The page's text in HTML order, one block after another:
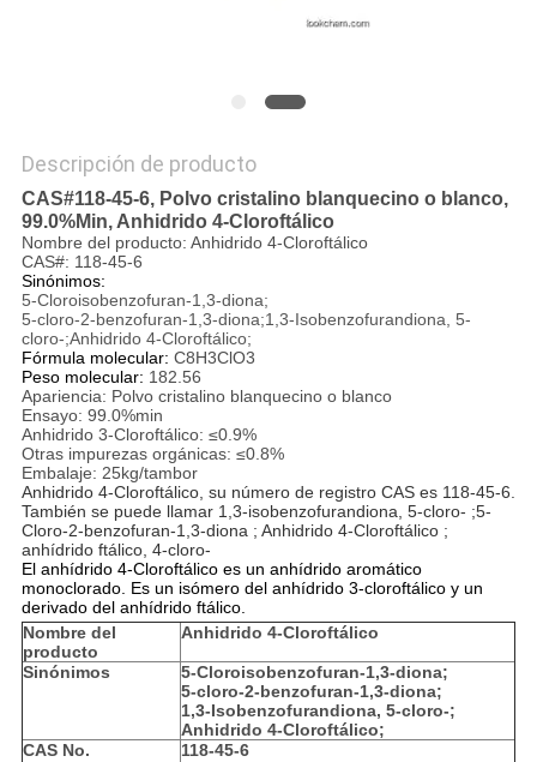
Descripción de producto
CAS#118-45-6, Polvo cristalino blanquecino o blanco,
99.0%Min, Anhidrido 4-Cloroftálico
Nombre del producto: Anhidrido 4-Cloroftálico
CAS#: 118-45-6
Sinónimos:
5-Cloroisobenzofuran-1,3-diona;
5-cloro-2-benzofuran-1,3-diona;1,3-Isobenzofurandiona, 5-
cloro-;Anhidrido 4-Cloroftálico;
Fórmula molecular: C8H3ClO3
Peso molecular: 182.56
Apariencia: Polvo cristalino blanquecino o blanco
Ensayo: 99.0%min
Anhidrido 3-Cloroftálico: ≤0.9%
Otras impurezas orgánicas: ≤0.8%
Embalaje: 25kg/tambor
Anhidrido 4-Cloroftálico, su número de registro CAS es 118-45-6.
También se puede llamar 1,3-isobenzofurandiona, 5-cloro- ;5-
Cloro-2-benzofuran-1,3-diona ; Anhidrido 4-Cloroftálico ;
anhídrido ftálico, 4-cloro-
El anhídrido 4-Cloroftálico es un anhídrido aromático
monoclorado. Es un isómero del anhídrido 3-cloroftálico y un
derivado del anhídrido ftálico.
Nombre del
producto
Anhidrido 4-Cloroftálico
Sinónimos
5-Cloroisobenzofuran-1,3-diona;
5-cloro-2-benzofuran-1,3-diona;
1,3-Isobenzofurandiona, 5-cloro-;
Anhidrido 4-Cloroftálico;
CAS No.
118-45-6